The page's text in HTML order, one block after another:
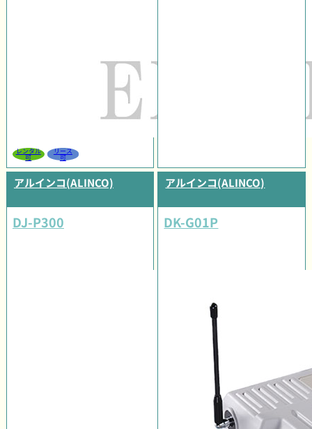
レンタル
可
リース
可
アルインコ(ALINCO)
DJ-P300
アルインコ(ALINCO)
DK-G01P